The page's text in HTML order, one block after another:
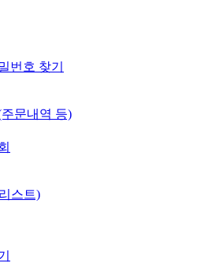
번호 찾기
문내역 등)
스트)